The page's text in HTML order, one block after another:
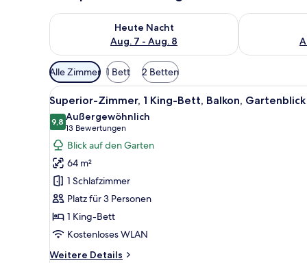
Heute Nacht
Aug. 7 - Aug. 8
Überprüfe die Verfügbarkeit für heute Nacht, Aug. 7
Überprüfe
Verfügbare
Filter
für
Zimmer
Alle Zimmer 1 Bett 2 Betten
Alle
Fotos
für
Superior-
Zimmer,
1 King-
Bett,
Balkon,
Gartenblick
anzeigen
Ein modernes Hotelzimmer
10
Superior-Zimmer, 1 King-Bett, Balkon, Gartenblick
9,89,8 von 10
Außergewöhnlich
13 Bewertungen
(13
Bewertungen)
Blick auf den Garten
64 m²
1 Schlafzimmer
Platz für 3 Personen
1 King-Bett
Kostenloses WLAN
Weitere Details
Weitere